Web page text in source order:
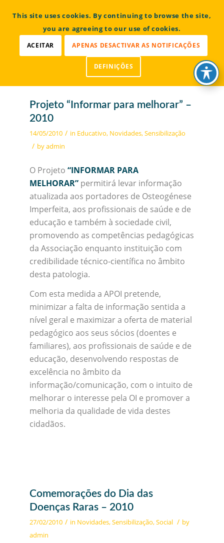
Bem vindo à Associação Portuguesa de Osteogénese
Imperfeita
Projeto “Informar para melhorar” –
2010
14/05/2010 / in Educativo, Novidades,Sensibilização
/ byadmin
O Projeto “INFORMAR PARA
MELHORAR” permitirá levar informação
atualizada aos portadores de Osteogénese
Imperfeita, aos profissionais de saúde e de
educação e também à sociedade civil,
promovendo as competências pedagógicas
da Associação enquanto instituição com
credibilidade técnico-científica no âmbito
desta patologia.
Com esta medida a APOI pretende,
minimizar a falta de informação sentida a
nível geral e maximizar a oferta de material
pedagógico aos seus sócios (doentes e
familiares), aos profissionais de saúde e de
educação, desenvolvendo respostas de
excelência no âmbito da
informação/comunicação, com o intuito de
melhorar o interesse pela OI e promover a
melhoria da qualidade de vida destes
cidadãos.
Comemorações do Dia das
Doenças Raras – 2010
27/02/2010 / in Novidades,Sensibilização,Social / by
admin
This site uses cookies. By continuing to browse the site,
you are agreeing to our use of cookies.
ACEITAR APENAS DESACTIVAR AS NOTIFICAÇÕES
DEFINIÇÕES